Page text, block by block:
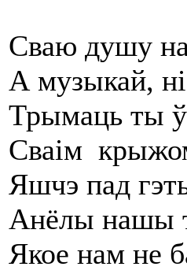
Сваю душу
А музыкай,
Трымаць ты
Сваім
Яшчэ пад
Анёлы нашы
Якое нам не